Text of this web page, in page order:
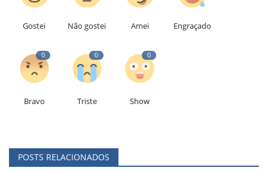
Gostei Não gostei Amei Engraçado
0
Bravo
0
Triste
0
Show
POSTS RELACIONADOS